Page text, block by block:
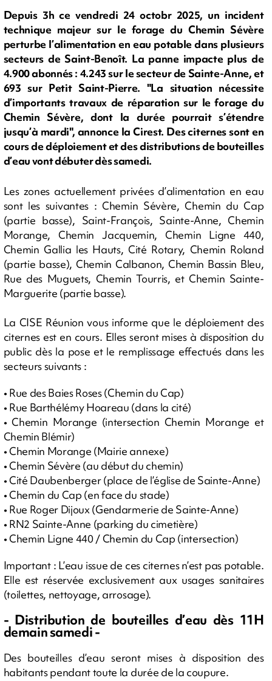
Depuis 3h ce vendredi 24 octobr 2025, un incident
technique majeur sur le forage du Chemin Sévère
perturbe l’alimentation en eau potable dans plusieurs
secteurs de Saint-Benoît. La panne impacte plus de
4.900 abonnés : 4.243 sur le secteur de Sainte-Anne, et
693 sur Petit Saint-Pierre. "La situation nécessite
d’importants travaux de réparation sur le forage du
Chemin Sévère, dont la durée pourrait s’étendre
jusqu’à mardi", annonce la Cirest. Des citernes sont en
cours de déploiement et des distributions de bouteilles
d’eau vont débuter dès samedi.
Les zones actuellement privées d’alimentation en eau
sont les suivantes : Chemin Sévère, Chemin du Cap
(partie basse), Saint-François, Sainte-Anne, Chemin
Morange, Chemin Jacquemin, Chemin Ligne 440,
Chemin Gallia les Hauts, Cité Rotary, Chemin Roland
(partie basse), Chemin Calbanon, Chemin Bassin Bleu,
Rue des Muguets, Chemin Tourris, et Chemin Sainte-
Marguerite (partie basse).
La CISE Réunion vous informe que le déploiement des
citernes est en cours. Elles seront mises à disposition du
public dès la pose et le remplissage effectués dans les
secteurs suivants :
• Rue des Baies Roses (Chemin du Cap)
• Rue Barthélémy Hoareau (dans la cité)
• Chemin Morange (intersection Chemin Morange et
Chemin Blémir)
• Chemin Morange (Mairie annexe)
• Chemin Sévère (au début du chemin)
• Cité Daubenberger (place de l’église de Sainte-Anne)
• Chemin du Cap (en face du stade)
• Rue Roger Dijoux (Gendarmerie de Sainte-Anne)
• RN2 Sainte-Anne (parking du cimetière)
• Chemin Ligne 440 / Chemin du Cap (intersection)
Important : L’eau issue de ces citernes n’est pas potable.
Elle est réservée exclusivement aux usages sanitaires
(toilettes, nettoyage, arrosage).
- Distribution de bouteilles d’eau dès 11H
demain samedi -
Des bouteilles d’eau seront mises à disposition des
habitants pendant toute la durée de la coupure.